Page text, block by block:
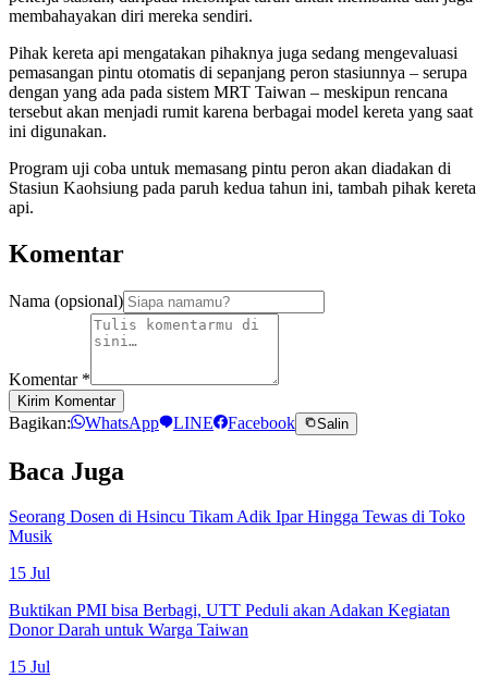
membahayakan diri mereka sendiri.
Pihak kereta api mengatakan pihaknya juga sedang mengevaluasi
pemasangan pintu otomatis di sepanjang peron stasiunnya – serupa
dengan yang ada pada sistem MRT Taiwan – meskipun rencana
tersebut akan menjadi rumit karena berbagai model kereta yang saat
ini digunakan.
Program uji coba untuk memasang pintu peron akan diadakan di
Stasiun Kaohsiung pada paruh kedua tahun ini, tambah pihak kereta
api.
Komentar
Nama (opsional)
Komentar *
Kirim Komentar
Bagikan: WhatsApp LINE Facebook Salin
Baca Juga
Seorang Dosen di Hsincu Tikam Adik Ipar Hingga Tewas di Toko
Musik
15 Jul
Buktikan PMI bisa Berbagi, UTT Peduli akan Adakan Kegiatan
Donor Darah untuk Warga Taiwan
15 Jul